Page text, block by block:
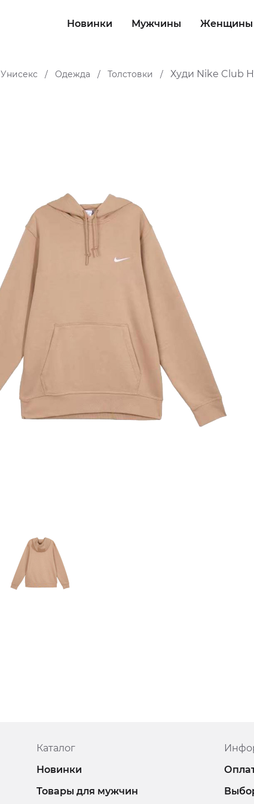
Новинки Мужчины Женщины
Унисекс / Одежда / Толстовки / Худи Nike Club
Каталог
Новинки
Товары для мужчин